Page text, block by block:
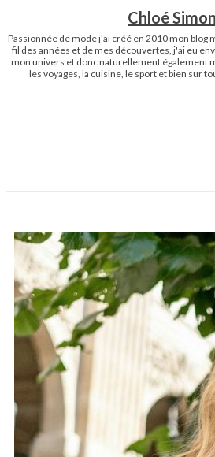
Chloé
Passionnée de mode j'ai créé en 2010 mon blog
fil des années et de mes découvertes, j'ai eu
mon univers et donc naturellement également
les voyages, la cuisine, le sport et bien sur